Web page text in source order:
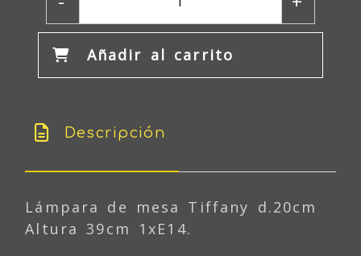
Añadir al carrito
Descripción
Lámpara de mesa Tiffany d.20cm
Altura 39cm 1xE14.